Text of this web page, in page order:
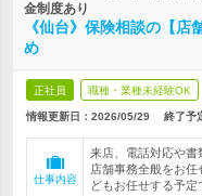
金制度あり
《仙台》保険相談の【
め
正社員 職種・業種未経験OK
情報更新日：2026/05/29 終了予
仕事内容
来店、電話対応や書
店舗事務全般をお
どもお任せする予定